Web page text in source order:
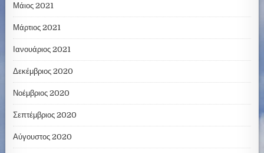
Μάιος 2021
Μάρτιος 2021
Ιανουάριος 2021
Δεκέμβριος 2020
Νοέμβριος 2020
Σεπτέμβριος 2020
Αύγουστος 2020